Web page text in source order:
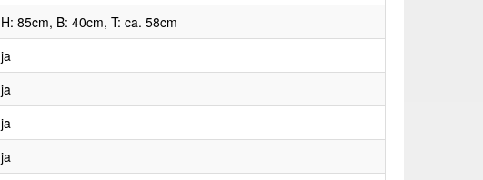
H: 85cm, B: 40cm, T: ca. 58cm
ja
ja
ja
ja